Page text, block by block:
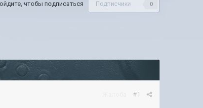
чтобы подписаться Подписчики 0
#1